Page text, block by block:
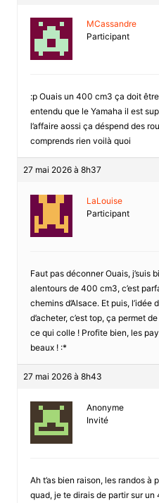
MCassandre
Participant
:p Ouais un 400 cm3 ça doit
entendu que le Yamaha il est
l’affaire aossi ça déspend des
comprends rien voilà quoi
27 mai 2026 à 8h37
LaLouise
Participant
Faut pas déconner Ouais, j’suis
alentours de 400 cm3, c’est
chemins d’Alsace. Et puis,
d’acheter, c’est top, ça permet
ce qui colle ! Profite bien, les
beaux ! :*
27 mai 2026 à 8h43
Anonyme
Invité
Ah t’as bien raison, les randos à
quad, je te dirais de partir sur un